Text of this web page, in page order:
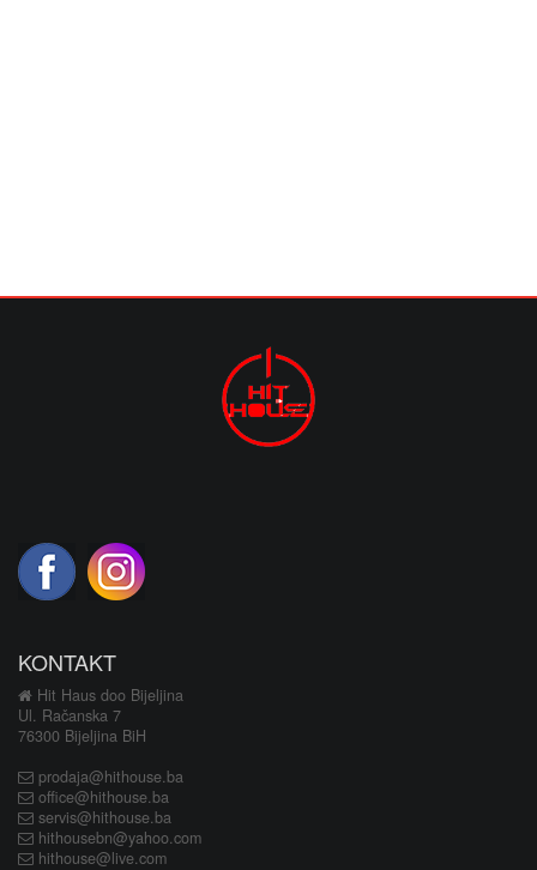
KONTAKT
Hit Haus doo Bijeljina
Ul. Račanska 7
76300 Bijeljina BiH
prodaja@hithouse.ba
office@hithouse.ba
servis@hithouse.ba
hithousebn@yahoo.com
hithouse@live.com